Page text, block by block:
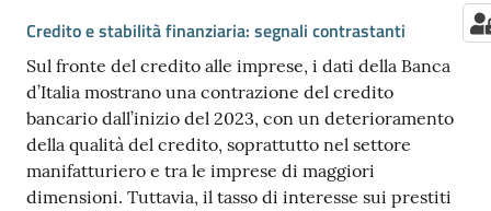
Credito e stabilità finanziaria: segnali contrastanti
Sul fronte del credito alle imprese, i dati della Banca
d’Italia mostrano una contrazione del credito
bancario dall’inizio del 2023, con un deterioramento
della qualità del credito, soprattutto nel settore
manifatturiero e tra le imprese di maggiori
dimensioni. Tuttavia, il tasso di interesse sui prestiti